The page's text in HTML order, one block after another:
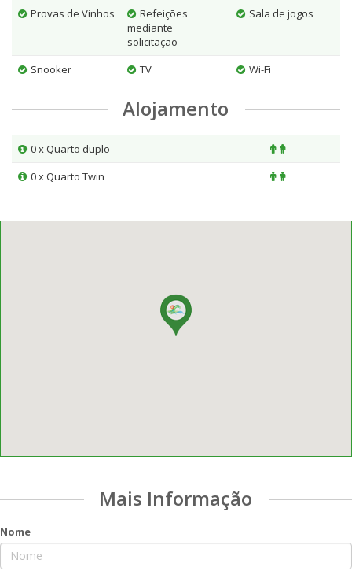
Provas de Vinhos
Refeições
mediante
solicitação
Sala de jogos
Snooker TV Wi-Fi
Alojamento
0 x Quarto duplo
0 x Quarto Twin
Mais Informação
Nome